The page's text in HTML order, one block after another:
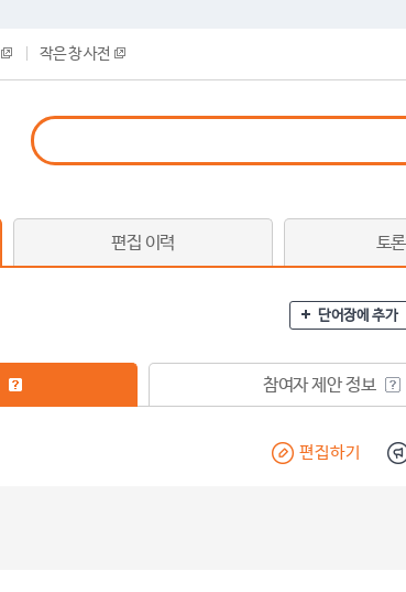
작은 창 사전
편집 이력 토
단어장에 추가
참여자 제안 정보
편집하기